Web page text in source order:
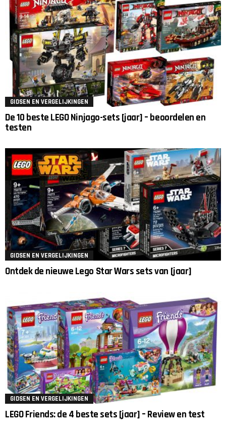
GIDSEN EN VERGELIJKINGEN
De 10 beste LEGO Ninjago-sets [jaar] – beoordelen en
testen
GIDSEN EN VERGELIJKINGEN
Ontdek de nieuwe Lego Star Wars sets van [jaar]
GIDSEN EN VERGELIJKINGEN
LEGO Friends: de 4 beste sets [jaar] – Review en test